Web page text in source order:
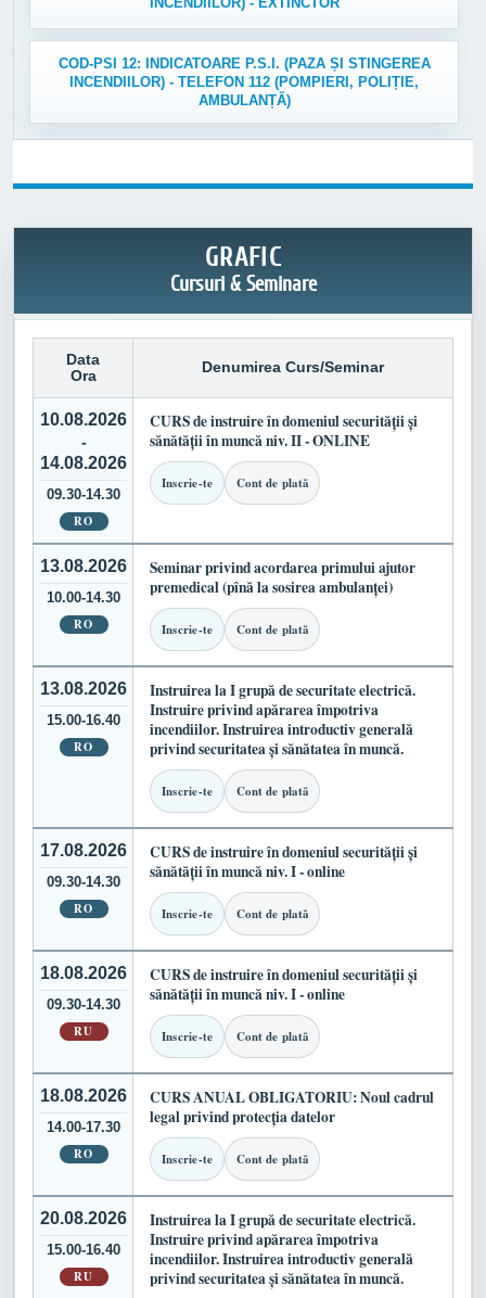
COD-PSI 12: INDICATOARE P.S.I. (PAZA ȘI STINGEREA
INCENDIILOR) - TELEFON 112 (POMPIERI, POLIȚIE,
AMBULANȚĂ)
GRAFIC
Cursuri & Seminare
Data
Ora
Denumirea Curs/Seminar
10.08.2026
-
14.08.2026
09.30-14.30
RO
CURS de instruire în domeniul securității și
sănătății în muncă niv. II - ONLINE
Inscrie-te Cont de plată
13.08.2026
10.00-14.30
RO
Seminar privind acordarea primului ajutor
premedical (pînă la sosirea ambulanței)
Inscrie-te Cont de plată
13.08.2026
15.00-16.40
RO
Instruirea la I grupă de securitate electrică.
Instruire privind apărarea împotriva
incendiilor. Instruirea introductiv generală
privind securitatea și sănătatea în muncă.
Inscrie-te Cont de plată
17.08.2026
09.30-14.30
RO
CURS de instruire în domeniul securității și
sănătății în muncă niv. I - online
Inscrie-te Cont de plată
18.08.2026
09.30-14.30
RU
CURS de instruire în domeniul securității și
sănătății în muncă niv. I - online
Inscrie-te Cont de plată
18.08.2026
14.00-17.30
RO
CURS ANUAL OBLIGATORIU: Noul cadrul
legal privind protecția datelor
Inscrie-te Cont de plată
20.08.2026
15.00-16.40
RU
Instruirea la I grupă de securitate electrică.
Instruire privind apărarea împotriva
incendiilor. Instruirea introductiv generală
privind securitatea și sănătatea în muncă.